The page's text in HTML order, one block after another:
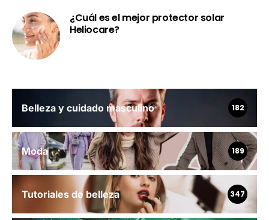
¿Cuál es el mejor protector solar
Heliocare?
Belleza y cuidado masculino 182
Moda 189
Tutoriales de belleza 347